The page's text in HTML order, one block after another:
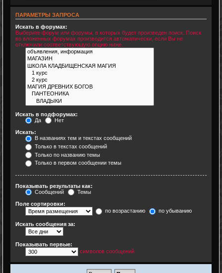
ПАРАМЕТРЫ ЗАПРОСА
Искать в форумах:
Выберите форум или форумы, в которых будет произведен поиск. Поиск
во вложенных форумах производится автоматически, если Вы не
отключили соответствующую опцию ниже.
Искать в подфорумах:
Да
Нет
Искать:
В названиях тем и текстах сообщений
Только в текстах сообщений
Только по названию темы
Только в первом сообщении темы
Показывать результаты как:
Сообщений
Темы
Поле сортировки:
по возрастанию
по убыванию
Искать сообщения за:
Показывать первые:
символов сообщений